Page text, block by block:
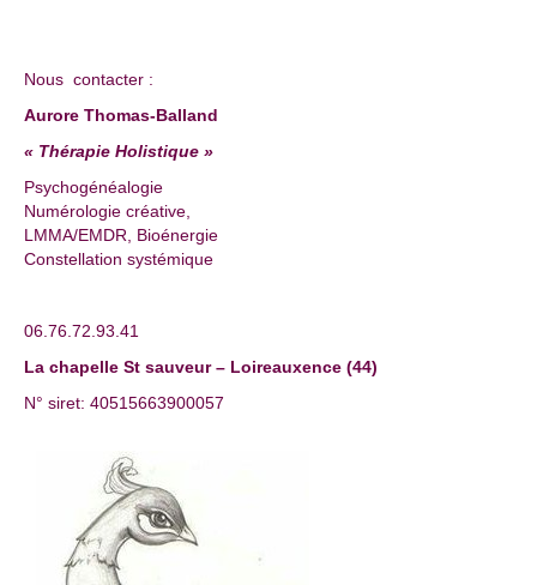
Nous contacter :
Aurore Thomas-Balland
« Thérapie Holistique »
Psychogénéalogie
Numérologie créative,
LMMA/EMDR, Bioénergie
Constellation systémique
06.76.72.93.41
La chapelle St sauveur – Loireauxence (44)
N° siret: 40515663900057